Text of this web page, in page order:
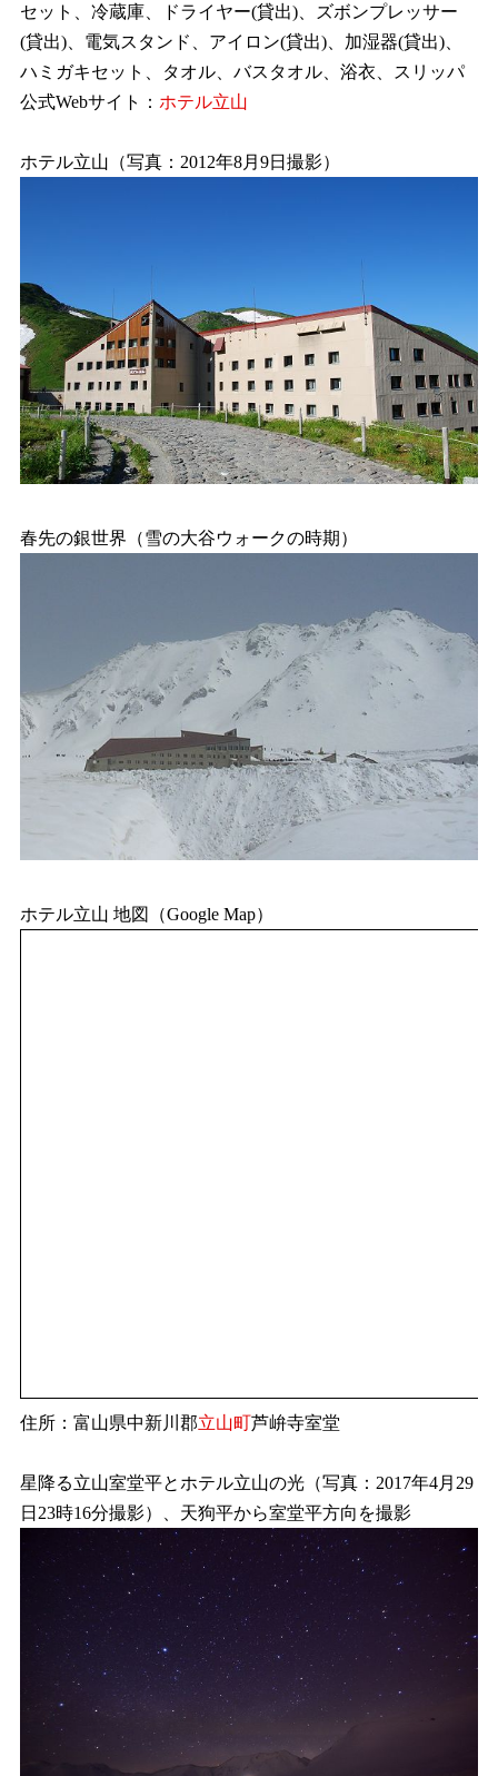
セット、冷蔵庫、ドライヤー(貸出)、ズボンプレッサー
(貸出)、電気スタンド、アイロン(貸出)、加湿器(貸出)、
ハミガキセット、タオル、バスタオル、浴衣、スリッパ
公式Webサイト： ホテル立山
ホテル立山（写真：2012年8月9日撮影）
春先の銀世界（雪の大谷ウォークの時期）
ホテル立山 地図（Google Map）
住所：富山県中新川郡立山町芦峅寺室堂
星降る立山室堂平とホテル立山の光（写真：2017年4月29
日23時16分撮影）、天狗平から室堂平方向を撮影